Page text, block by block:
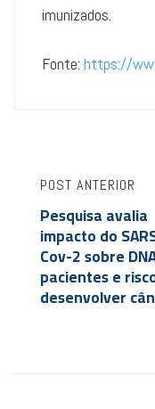
imunizados.
Fonte: https://
POST ANTERIOR
Pesquisa avalia
impacto do
Cov-2 sobre
pacientes e
desenvolver